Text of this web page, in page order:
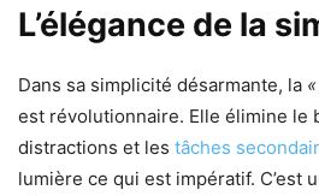
L’élégance de la
Dans sa simplicité désarmante, la
est révolutionnaire. Elle élimine le
distractions et les tâches
lumière ce qui est impératif. C’est